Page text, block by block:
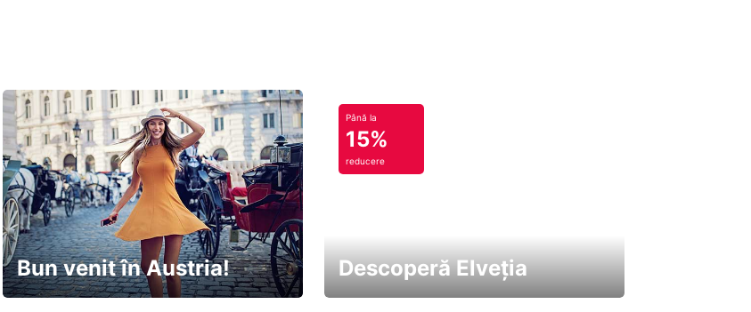
Bun venit în Austria!
Până la
15%
reducere
Descoperă Elveția